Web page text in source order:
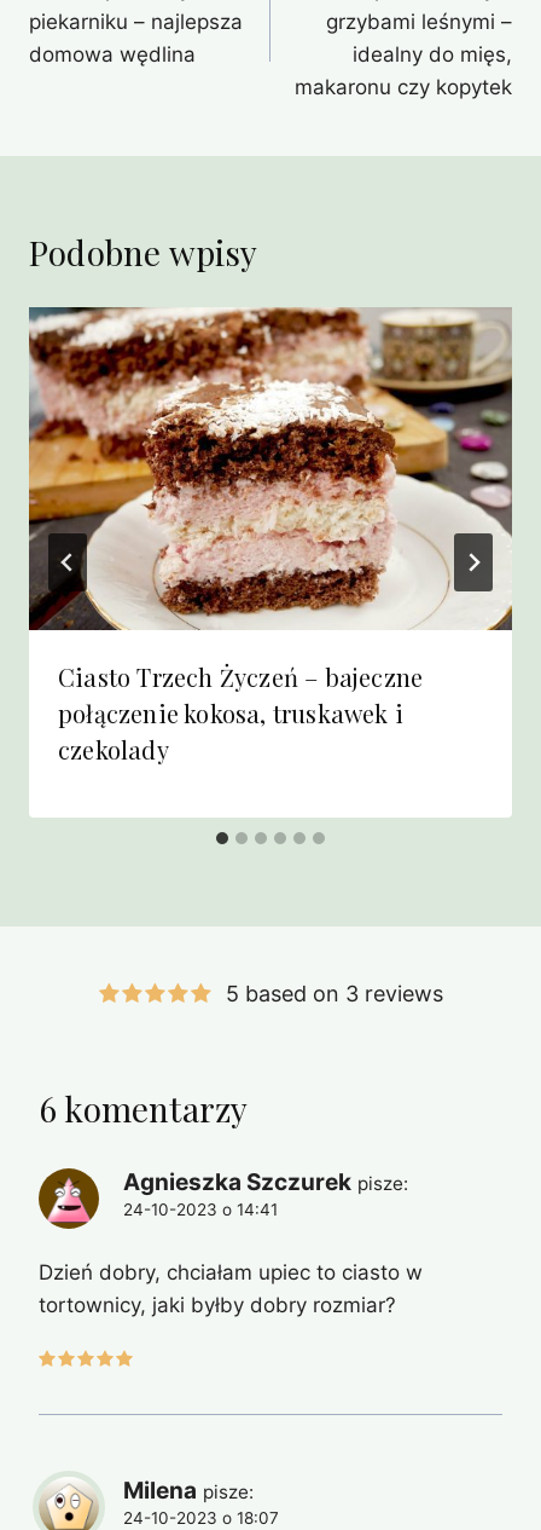
piekarniku – najlepsza
domowa wędlina
grzybami leśnymi –
idealny do mięs,
makaronu czy kopytek
Podobne wpisy
Ciasto Trzech Życzeń – bajeczne
połączenie kokosa, truskawek i
czekolady
5 based on 3 reviews
6 komentarzy
Agnieszka Szczurek pisze:
24-10-2023 o 14:41
Dzień dobry, chciałam upiec to ciasto w
tortownicy, jaki byłby dobry rozmiar?
Milena pisze:
24-10-2023 o 18:07